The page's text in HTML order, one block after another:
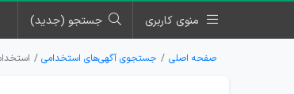
منوی کاربری جستجو (جدید)
صفحه اصلی جستجوی آگهی‌های استخدامی